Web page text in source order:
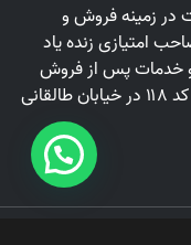
فعالیت در زمینه فروش و
امتیازی زنده یاد
خدمات پس از فروش
شرکت مرتب خودرو و شرکت سهای جیپ با کد ۱۱۸ در خیابان طالقانی